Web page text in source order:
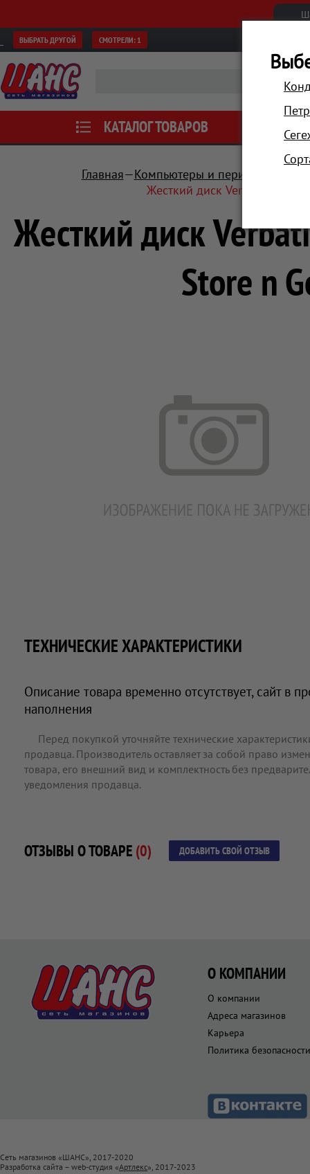
ВЫБРАТЬ ДРУГОЙ СМОТРЕЛИ: 1
КАТАЛОГ ТОВАРОВ АКЦИИ
Главная Компьютеры и периферия
Жесткий диск Verbatim USB
Жесткий диск
Store n
ТЕХНИЧЕСКИЕ ХАРАКТЕРИСТИКИ
Описание товара временно отсутствует, сайт в
наполнения
Перед покупкой уточняйте технические
продавца. Производитель оставляет за собой право
товара, его внешний вид и комплектность без
уведомления продавца.
ОТЗЫВЫ О ТОВАРЕ (0) ДОБАВИТЬ СВОЙ ОТЗЫВ
О КОМПАНИИ
О компании
Адреса магазинов
Карьера
Политика безопасности
Сеть магазинов «ШАНС», 2017-2020
Разработка сайта – web-студия «Артлекс», 2017-2023